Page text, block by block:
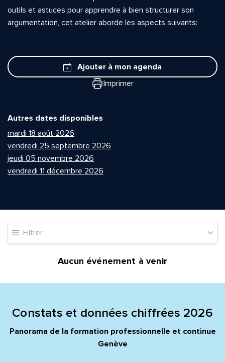
outils et astuces pour apprendre à bien structurer son
argumentation, cet atelier aborde les aspects suivants:
Ajouter à mon agenda
Imprimer
Autres dates disponibles
mardi 18 août 2026
vendredi 25 septembre 2026
jeudi 05 novembre 2026
vendredi 11 décembre 2026
Filtrer
Aucun événement à venir
Constats et données chiffrées 2026
Panorama de la formation professionnelle et continue
Genève
Prénom et nom*
Quelle est la pertinence de cette page?